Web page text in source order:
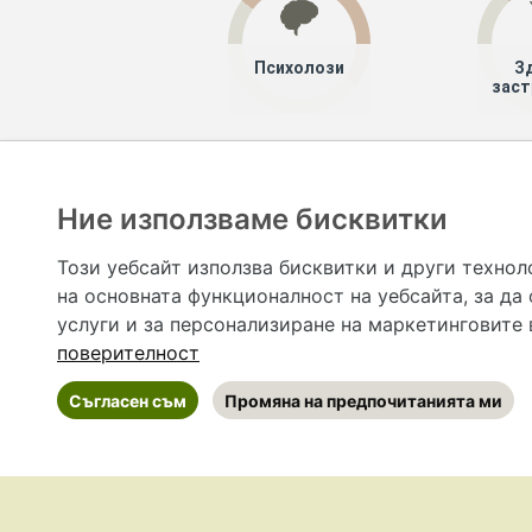
Психолози
предназначена да служи само и единствено за
допълване на данните и за коригиране на
Ние използваме бисквитки
Този уебсайт използва бисквитки и други
на основната функционалност на уебсайта, за да
услуги и за персонализиране на
поверителност
Съгласен съм Промяна на предпочитанията ми